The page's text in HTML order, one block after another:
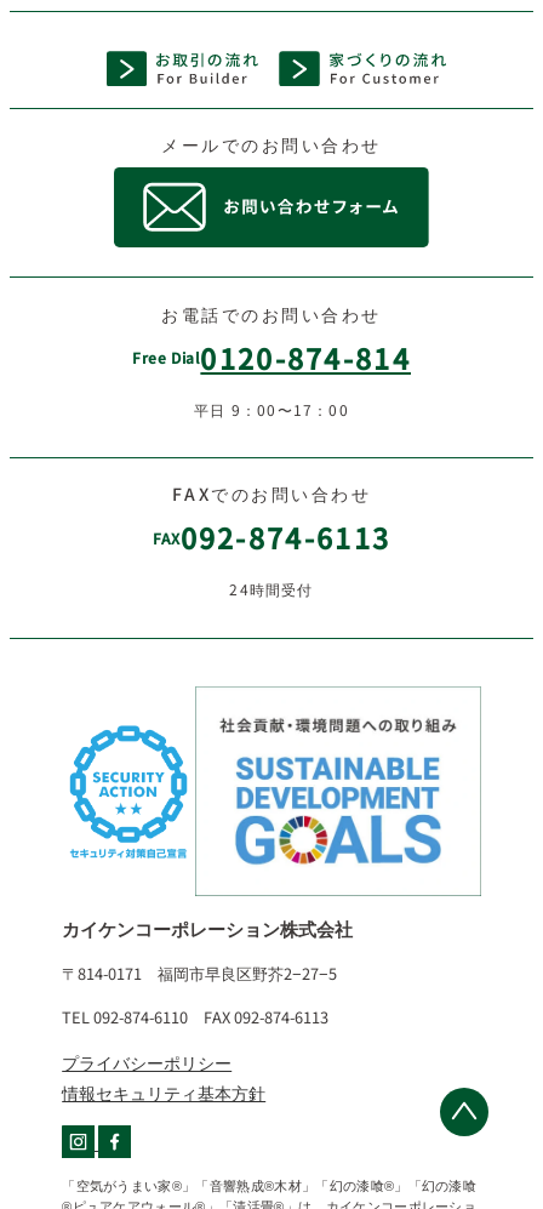
メールでのお問い合わせ
お電話でのお問い合わせ
Free Dial0120-874-814
平日 9：00〜17：00
FAXでのお問い合わせ
FAX092-874-6113
24時間受付
カイケンコーポレーション株式会社
〒814-0171 福岡市早良区野芥2−27−5
TEL 092-874-6110 FAX 092-874-6113
プライバシーポリシー
情報セキュリティ基本方針
「空気がうまい家®」「音響熟成®木材」「幻の漆喰®」「幻の漆喰
®ピュアケアウォール®」「清活畳®」は、カイケンコーポレーショ